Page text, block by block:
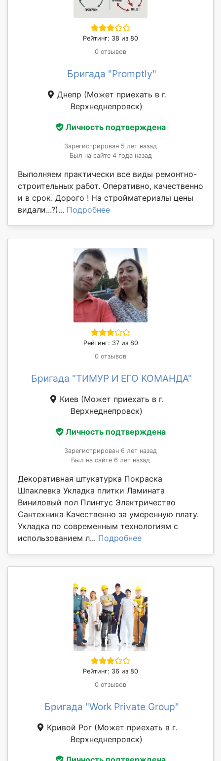
Рейтинг: 38 из 80
0 отзывов
Бригада "Promptly"
Днепр (Может приехать в г.
Верхнеднепровск)
Личность подтверждена
Зарегистрирован 5 лет назад
Был на сайте 4 года назад
Выполняем практически все виды ремонтно-
строительных работ. Оперативно, качественно
и в срок. Дорого ! На стройматериалы цены
видали...?)... Подробнее
Рейтинг: 37 из 80
0 отзывов
Бригада "ТИМУР И ЕГО КОМАНДА"
Киев (Может приехать в г.
Верхнеднепровск)
Личность подтверждена
Зарегистрирован 6 лет назад
Был на сайте 6 лет назад
Декоративная штукатурка Покраска
Шпаклевка Укладка плитки Ламината
Виниловый пол Плинтус Электричество
Сантехника Качественно за умеренную плату.
Укладка по современным технологиям с
использованием л... Подробнее
Рейтинг: 36 из 80
0 отзывов
Бригада "Work Private Group"
Кривой Рог (Может приехать в г.
Верхнеднепровск)